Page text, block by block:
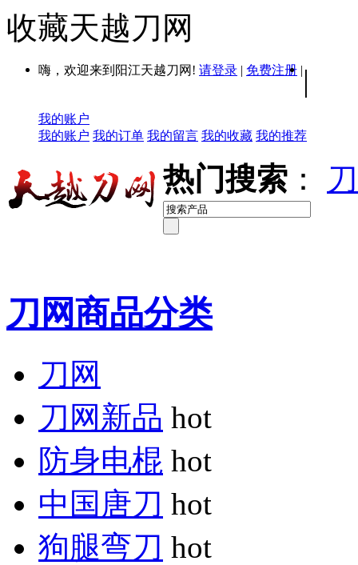
收藏天越刀网
嗨，欢迎来到阳江天越刀网! 请登录 | 免费注册 | |
我的账户
我的账户 我的订单 我的留言 我的收藏 我的推荐
热门搜索 ：
刀网商品分类
刀网
刀网新品 hot
防身电棍 hot
中国唐刀 hot
狗腿弯刀 hot